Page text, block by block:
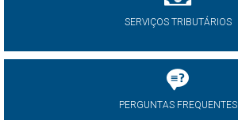
SERVIÇOS TRIBUTÁRIOS
PERGUNTAS FREQUENTES